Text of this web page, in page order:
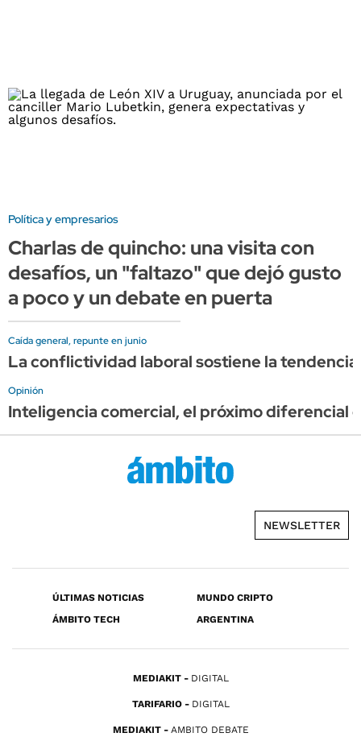
Política y empresarios
Charlas de quincho: una visita con
desafíos, un "faltazo" que dejó gusto
a poco y un debate en puerta
Caída general, repunte en junio
La conflictividad laboral sostiene la
Opinión
Inteligencia comercial, el próximo diferencial
NEWSLETTER
ÚLTIMAS NOTICIAS
MUNDO CRIPTO
ÁMBITO TECH
ARGENTINA
MEDIAKIT DIGITAL
TARIFARIO DIGITAL
MEDIAKIT AMBITO DEBATE